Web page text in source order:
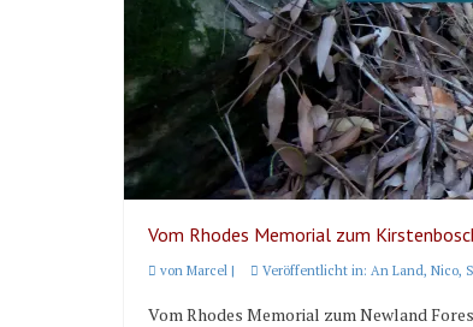
Vom Rhodes Memorial zum
von Marcel | Veröffentlicht in: An Land, Nico,
Vom Rhodes Memorial zum Newland